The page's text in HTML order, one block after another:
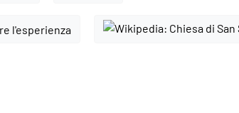
l'esperienza